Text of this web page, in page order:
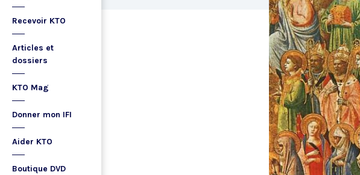
Recevoir KTO
Articles et
dossiers
KTO Mag
Donner mon IFI
Aider KTO
Boutique DVD